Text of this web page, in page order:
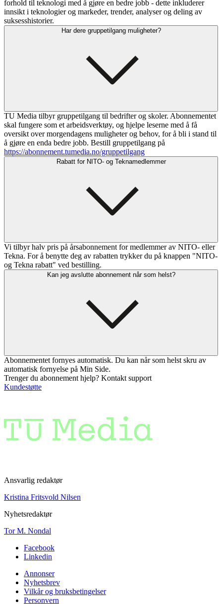
forhold til teknologi med å gjøre en bedre jobb - dette inkluderer
innsikt i teknologier og markeder, trender, analyser og deling av
suksesshistorier.
Har dere gruppetilgang muligheter?
TU Media tilbyr gruppetilgang til bedrifter og skoler. Abonnementet
skal fungere som et arbeidsverktøy, og hjelpe leserne med å få
oversikt over morgendagens muligheter og behov, for å bli i stand til
å gjøre en enda bedre jobb. Bestill gruppetilgang på
https://abonnement.tumedia.no/gruppetilgang
Rabatt for NITO- og Teknamedlemmer
Vi tilbyr halv pris på årsabonnement for medlemmer av NITO- eller
Tekna. For å benytte deg av rabatten trykker du på knappen "NITO-
og Tekna rabatt" ved bestilling.
Kan jeg avslutte abonnement når som helst?
Abonnementet fornyes automatisk. Du kan når som helst skru av
automatisk fornyelse på Min Side.
Trenger du abonnement hjelp? Kontakt support
Kundestøtte
Ansvarlig redaktør
Kristina Fritsvold Nilsen
Nyhetsredaktør
Tor M. Nondal
Facebook
Linkedin
Annonser
Nyhetsbrev
Vilkår og bruksbetingelser
Personvern